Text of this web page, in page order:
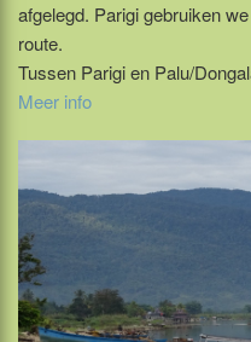
afgelegd. Parigi gebruiken
route.
Tussen Parigi en Palu/
Meer info